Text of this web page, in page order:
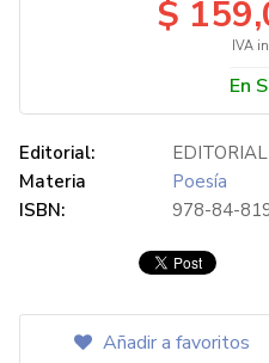
$
IVA
En
Editorial:
Materia
Poesía
ISBN:
978-84-
Añadir a favoritos